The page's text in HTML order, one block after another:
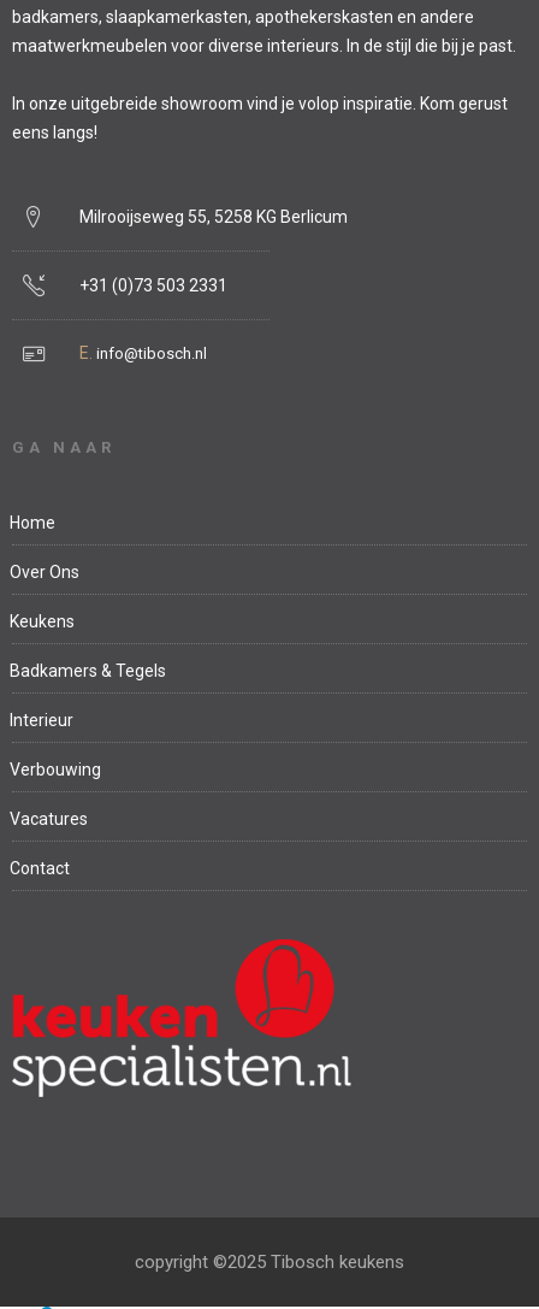
badkamers, slaapkamerkasten, apothekerskasten en andere
maatwerkmeubelen voor diverse interieurs. In de stijl die bij je past.
In onze uitgebreide showroom vind je volop inspiratie. Kom gerust
eens langs!
Milrooijseweg 55, 5258 KG Berlicum
+31 (0)73 503 2331
E. info@tibosch.nl
GA NAAR
Home
Over Ons
Keukens
Badkamers & Tegels
Interieur
Verbouwing
Vacatures
Contact
copyright ©2025 Tibosch keukens